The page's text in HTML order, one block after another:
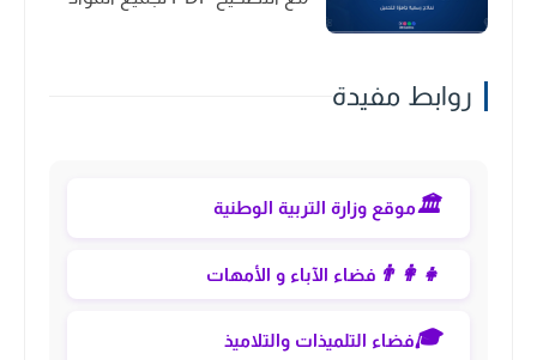
روابط مفيدة
🏛️موقع وزارة التربية الوطنية
👨‍👩‍👧 فضاء الآباء و الأمهات
🎓فضاء التلميذات والتلاميذ